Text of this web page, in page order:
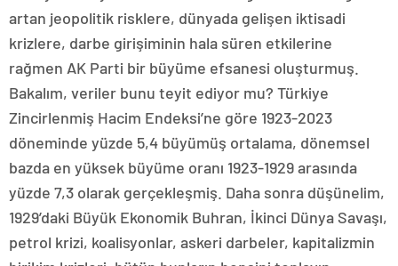
artan jeopolitik risklere, dünyada gelişen iktisadi
krizlere, darbe girişiminin hala süren etkilerine
rağmen AK Parti bir büyüme efsanesi oluşturmuş.
Bakalım, veriler bunu teyit ediyor mu? Türkiye
Zincirlenmiş Hacim Endeksi’ne göre 1923-2023
döneminde yüzde 5,4 büyümüş ortalama, dönemsel
bazda en yüksek büyüme oranı 1923-1929 arasında
yüzde 7,3 olarak gerçekleşmiş. Daha sonra düşünelim,
1929’daki Büyük Ekonomik Buhran, İkinci Dünya Savaşı,
petrol krizi, koalisyonlar, askeri darbeler, kapitalizmin